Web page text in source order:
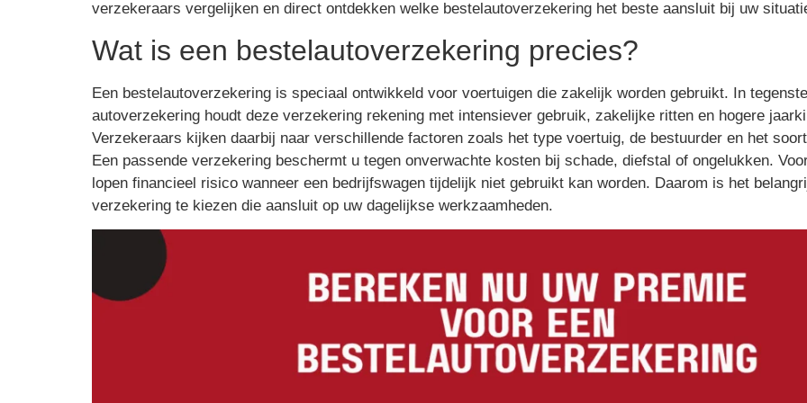
verzekeraars vergelijken en direct ontdekken welke bestelautoverzekering het beste aansluit bij uw
Wat is een bestelautoverzekering precies?
Een bestelautoverzekering is speciaal ontwikkeld voor voertuigen die zakelijk worden gebruikt. In
autoverzekering houdt deze verzekering rekening met intensiever gebruik, zakelijke ritten en hogere
Verzekeraars kijken daarbij naar verschillende factoren zoals het type voertuig, de bestuurder en het
Een passende verzekering beschermt u tegen onverwachte kosten bij schade, diefstal of ongelukken.
lopen financieel risico wanneer een bedrijfswagen tijdelijk niet gebruikt kan worden. Daarom is het
verzekering te kiezen die aansluit op uw dagelijkse werkzaamheden.